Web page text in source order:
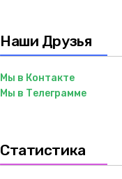
Наши Друзья
Мы в Контакте
Мы в Телеграмме
Статистика